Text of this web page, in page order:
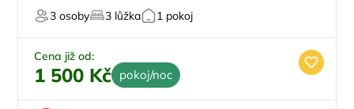
3 osoby 3 lůžka 1 pokoj
Cena již od:
1 500 Kč pokoj/noc